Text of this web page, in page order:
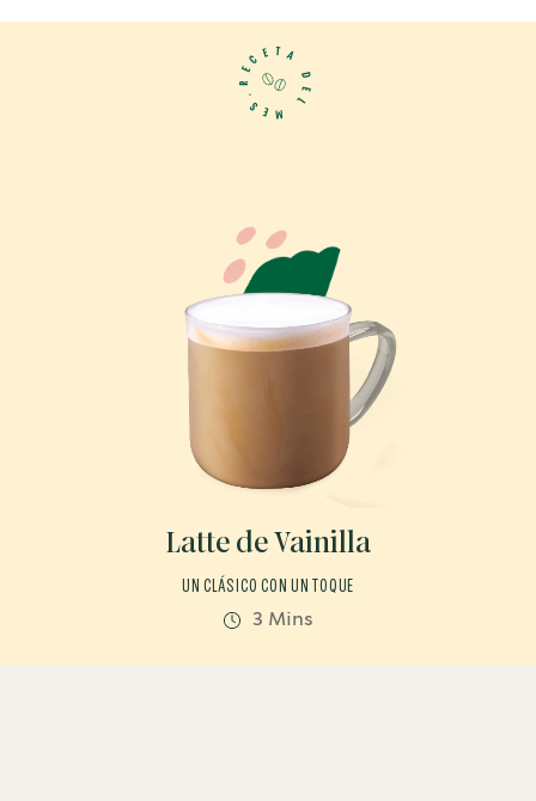
R
E
C E T A
D
E
L
M
E
S
.
Latte de Vainilla
UN CLÁSICO CON UN TOQUE
3 Mins